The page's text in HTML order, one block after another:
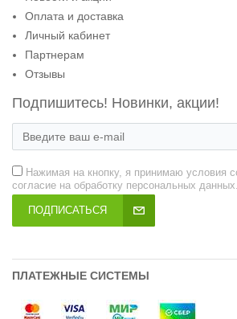
Оплата и доставка
Личный кабинет
Партнерам
Отзывы
Подпишитесь! Новинки, акции!
Нажимая на кнопку, я принимаю условия
согласие на обработку персональных данных.
ПОДПИСАТЬСЯ
ПЛАТЕЖНЫЕ СИСТЕМЫ